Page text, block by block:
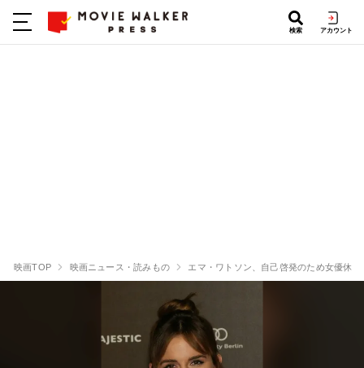
検索 アカウント
映画TOP 映画ニュース・読みもの エマ・ワトソン、自己啓発のため女優休